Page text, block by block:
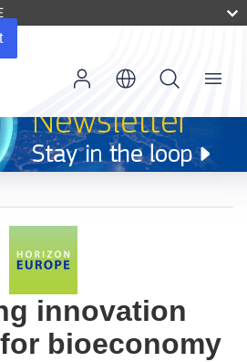
Menu
innovation
bioeconomy